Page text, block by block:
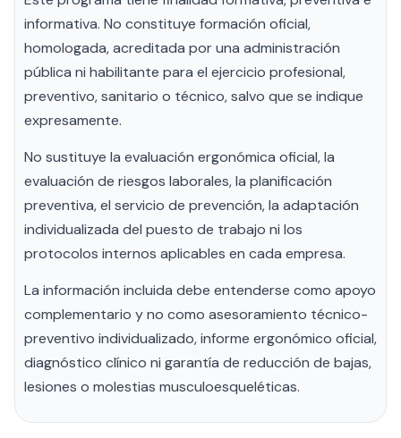
informativa. No constituye formación oficial,
homologada, acreditada por una administración
pública ni habilitante para el ejercicio profesional,
preventivo, sanitario o técnico, salvo que se indique
expresamente.
No sustituye la evaluación ergonómica oficial, la
evaluación de riesgos laborales, la planificación
preventiva, el servicio de prevención, la adaptación
individualizada del puesto de trabajo ni los
protocolos internos aplicables en cada empresa.
La información incluida debe entenderse como apoyo
complementario y no como asesoramiento técnico-
preventivo individualizado, informe ergonómico oficial,
diagnóstico clínico ni garantía de reducción de bajas,
lesiones o molestias musculoesqueléticas.